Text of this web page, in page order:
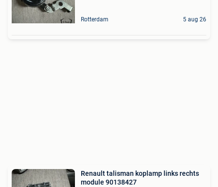
Rotterdam 5 aug 26
Renault talisman koplamp links rechts
module 90138427